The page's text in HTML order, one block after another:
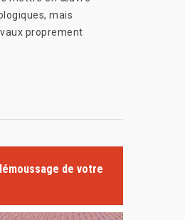
mais
proprement
de votre